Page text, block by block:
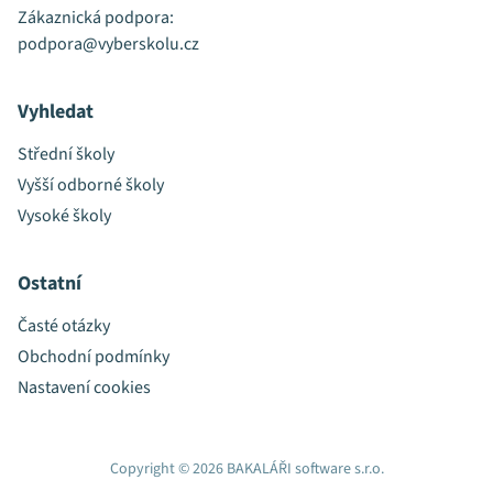
Zákaznická podpora:
podpora@vyberskolu.cz
Vyhledat
Střední školy
Vyšší odborné školy
Vysoké školy
Ostatní
Časté otázky
Obchodní podmínky
Nastavení cookies
Copyright © 2026 BAKALÁŘI software s.r.o.